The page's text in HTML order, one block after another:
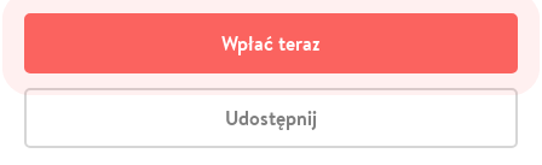
Wpłać teraz
Udostępnij